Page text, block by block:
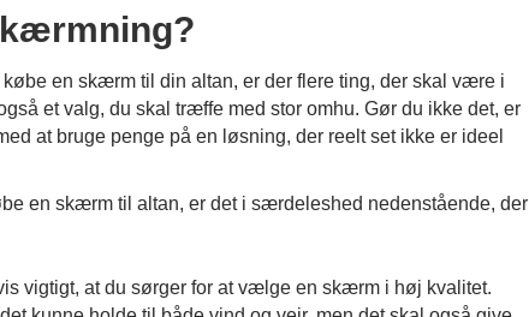
købe en skærm til din altan, er der flere ting, der skal være i
et valg, du skal træffe med stor omhu. Gør du ikke det, er
at bruge penge på en løsning, der reelt set ikke er ideel
en skærm til altan, er det i særdeleshed nedenstående, der
vigtigt, at du sørger for at vælge en skærm i høj kvalitet.